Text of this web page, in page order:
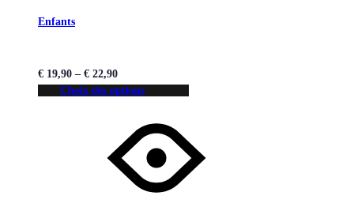
Enfants
€ 19,90 – € 22,90
Choix des options